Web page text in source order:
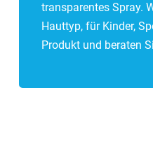
transparentes Spray.
Hauttyp, für Kinder,
Produkt und beraten